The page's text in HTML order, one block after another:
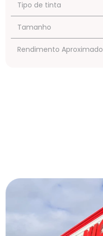
Tipo de tinta
Tamanho
Rendimento Aproximado